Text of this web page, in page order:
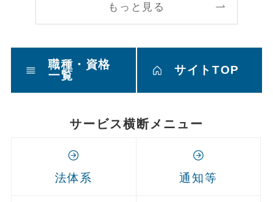
もっと見る
職種・資格
一覧
サイトTOP
サービス横断メニュー
法体系 通知等